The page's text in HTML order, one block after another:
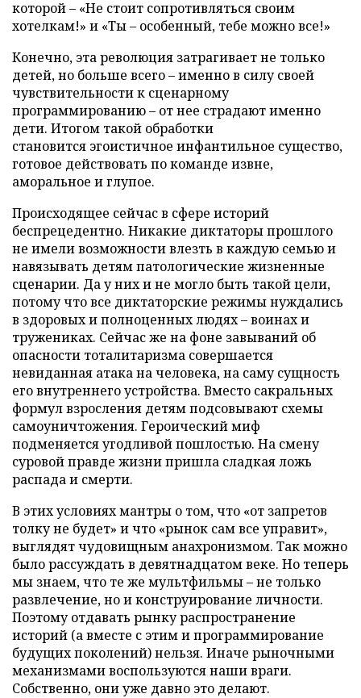
которой – «Не стоит сопротивляться своим
хотелкам!» и «Ты – особенный, тебе можно все!»
Конечно, эта революция затрагивает не только
детей, но больше всего – именно в силу своей
чувствительности к сценарному
программированию – от нее страдают именно
дети. Итогом такой обработки
становится эгоистичное инфантильное существо,
готовое действовать по команде извне,
аморальное и глупое.
Происходящее сейчас в сфере историй
беспрецедентно. Никакие диктаторы прошлого
не имели возможности влезть в каждую семью и
навязывать детям патологические жизненные
сценарии. Да у них и не могло быть такой цели,
потому что все диктаторские режимы нуждались
в здоровых и полноценных людях – воинах и
тружениках. Сейчас же на фоне завываний об
опасности тоталитаризма совершается
невиданная атака на человека, на саму сущность
его внутреннего устройства. Вместо сакральных
формул взросления детям подсовывают схемы
самоуничтожения. Героический миф
подменяется угодливой пошлостью. На смену
суровой правде жизни пришла сладкая ложь
распада и смерти.
В этих условиях мантры о том, что «от запретов
толку не будет» и что «рынок сам все управит»,
выглядят чудовищным анахронизмом. Так можно
было рассуждать в девятнадцатом веке. Но теперь
мы знаем, что те же мультфильмы – не только
развлечение, но и конструирование личности.
Поэтому отдавать рынку распространение
историй (а вместе с этим и программирование
будущих поколений) нельзя. Иначе рыночными
механизмами воспользуются наши враги.
Собственно, они уже давно это делают.